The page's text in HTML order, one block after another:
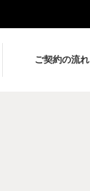
ご契約の流れ